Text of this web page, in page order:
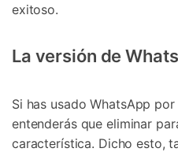
exitoso.
La versión de
Si has usado WhatsApp
entenderás que eliminar
característica. Dicho esto,